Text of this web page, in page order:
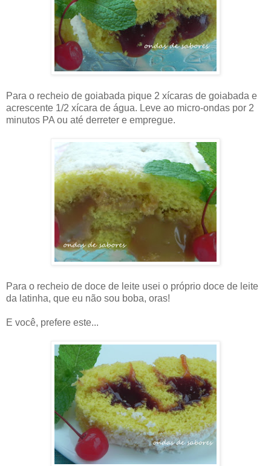
Para o recheio de goiabada pique 2 xícaras de goiabada e
acrescente 1/2 xícara de água. Leve ao micro-ondas por 2
minutos PA ou até derreter e empregue.
Para o recheio de doce de leite usei o próprio doce de leite
da latinha, que eu não sou boba, oras!
E você, prefere este...